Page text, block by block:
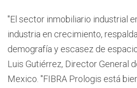
"El sector inmobiliario industrial
industria en crecimiento,
demografía y escasez de
Luis Gutiérrez, Director General
Mexico. "FIBRA Prologis está